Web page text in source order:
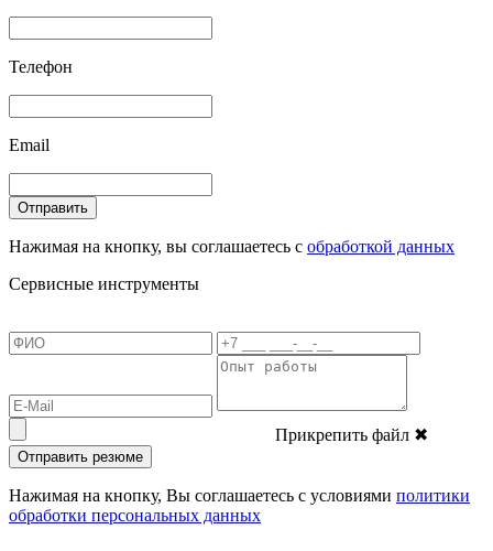
Телефон
Email
Отправить
Нажимая на кнопку, вы соглашаетесь с обработкой данных
Сервисные инструменты
Прикрепить файл ✖
Отправить резюме
Нажимая на кнопку, Вы соглашаетесь с условиями политики
обработки персональных данных